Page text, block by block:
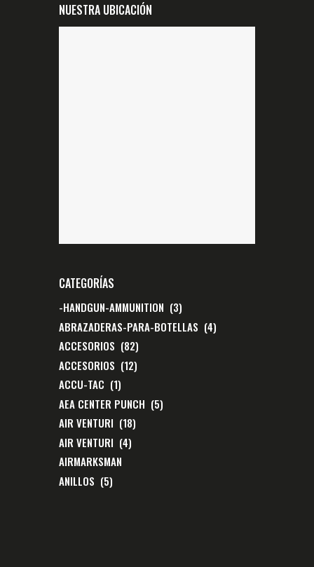
NUESTRA UBICACIÓN
CATEGORÍAS
-HANDGUN-AMMUNITION (3)
ABRAZADERAS-PARA-BOTELLAS (4)
ACCESORIOS (82)
ACCESORIOS (12)
ACCU-TAC (1)
AEA CENTER PUNCH (5)
AIR VENTURI (18)
AIR VENTURI (4)
AIRMARKSMAN
ANILLOS (5)